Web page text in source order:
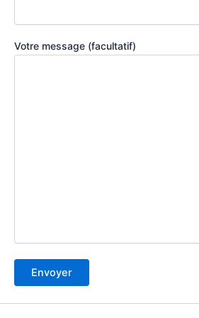
Votre message (facultatif)